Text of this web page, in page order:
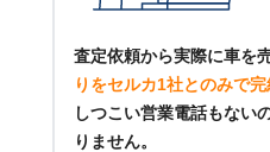
査定依頼から実際に車を
りをセルカ1社とのみで
しつこい営業電話もない
りません。